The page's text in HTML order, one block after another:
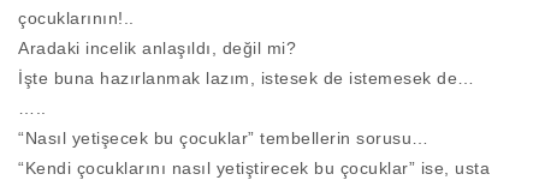
çocuklarının!..
Aradaki incelik anlaşıldı, değil mi?
İşte buna hazırlanmak lazım, istesek de istemesek de…
…..
“Nasıl yetişecek bu çocuklar” tembellerin sorusu…
“Kendi çocuklarını nasıl yetiştirecek bu çocuklar” ise, usta